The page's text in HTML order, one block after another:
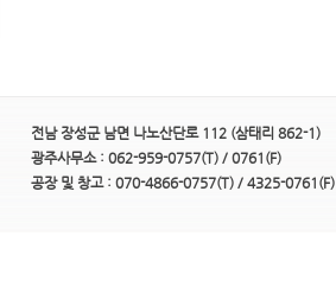
전남 장성군 남면 나노산단로 112 (삼태리 862-1)
광주사무소 : 062-959-0757(T) / 0761(F)
공장 및 창고 : 070-4866-0757(T) / 4325-0761(F)